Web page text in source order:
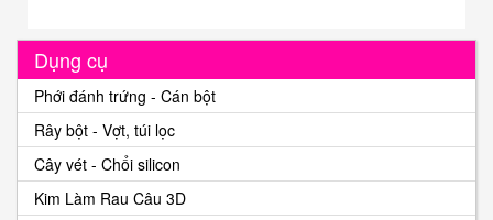
Dụng cụ
Phới đánh trứng - Cán bột
Rây bột - Vợt, túi lọc
Cây vét - Chổi silicon
Kim Làm Rau Câu 3D